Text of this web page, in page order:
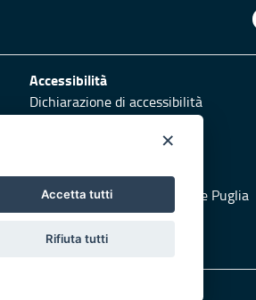
Accessibilità
Dichiarazione di accessibilità
Obiettivi di accessibilità
Protezione civile
Vai al sito di Protezione Civile Puglia
×
Accetta tutti
Rifiuta tutti